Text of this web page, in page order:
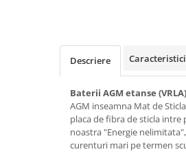
Toate generatoarele
Panouri Solare Pliabile
Descriere Caracteristici
Baterii AGM etanse (VRLA)
AGM inseamna Mat de
placa de fibra de sticla intre
noastra "Energie
curenturi mari pe termen